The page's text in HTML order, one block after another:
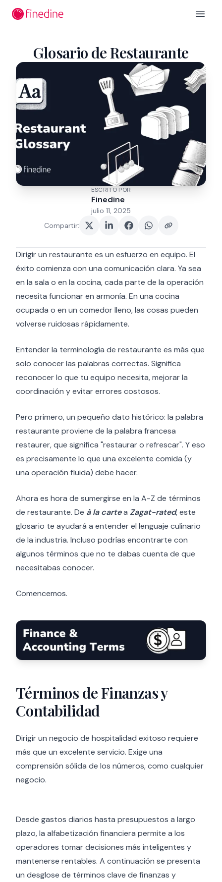
Open
Glosario de Restaurante
ESCRITO POR
Finedine
julio 11, 2025
Compartir:
Dirigir un restaurante es un esfuerzo en equipo. El
éxito comienza con una comunicación clara. Ya sea
en la sala o en la cocina, cada parte de la operación
necesita funcionar en armonía. En una cocina
ocupada o en un comedor lleno, las cosas pueden
volverse ruidosas rápidamente.
Entender la terminología de restaurante es más que
solo conocer las palabras correctas. Significa
reconocer lo que tu equipo necesita, mejorar la
coordinación y evitar errores costosos.
Pero primero, un pequeño dato histórico: la palabra
restaurante proviene de la palabra francesa
restaurer, que significa "restaurar o refrescar". Y eso
es precisamente lo que una excelente comida (y
una operación fluida) debe hacer.
Ahora es hora de sumergirse en la A-Z de términos
de restaurante. De à la cartea Zagat-rated, este
glosario te ayudará a entender el lenguaje culinario
de la industria. Incluso podrías encontrarte con
algunos términos que no te dabas cuenta de que
necesitabas conocer.
Comencemos.
Términos de Finanzas y
Contabilidad
Dirigir un negocio de hospitalidad exitoso requiere
más que un excelente servicio. Exige una
comprensión sólida de los números, como cualquier
negocio.
Desde gastos diarios hasta presupuestos a largo
plazo, la alfabetización financiera permite a los
operadores tomar decisiones más inteligentes y
mantenerse rentables. A continuación se presenta
un desglose de términos clave de finanzas y